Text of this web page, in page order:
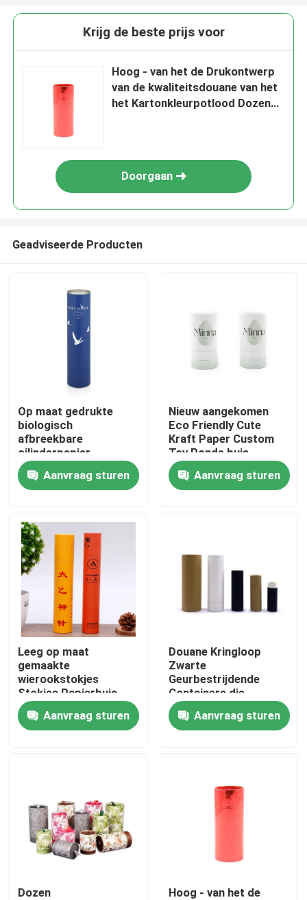
Producten
video's
Ongeveer ons
Fabrieksreis
Kwaliteitscontrole
Verzoek om een Citaat
Kartonnen geschenkdoos
De Giftdoos van de kartonbuis
Krijg de beste prijs voor
Hoog - van het de Drukontwerp
van de kwaliteitsdouane van het
het Kartonkleurpotlood Dozen
Doorgaan
Geadviseerde Producten
Op maat gedrukte
biologisch
afbreekbare
cilinderpapier
kartonnen dozen buis
cosmetische
verpakking buisdoos
Aanvraag sturen
Nieuw aangekomen
Eco Friendly Cute
Kraft Paper Custom
Toy Ronde buis
Opbergingscadeau
DoosAanvraag sturen
Leeg op maat
gemaakte
wierookstokjes
Stokjes Papierbuis
Verpakking
Verpakking Ronde
dozen
Aanvraag sturen
Douane Kringloop
Zwarte
Geurbestrijdende
Containers die
Document Buizen voor
Room verpakken
Aanvraag sturen
Dozen
Hoog - van het de